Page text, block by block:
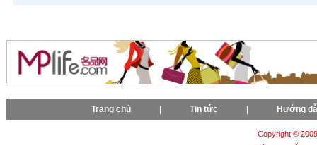
Trang chủ Tin tức Hướng
Copyright ©